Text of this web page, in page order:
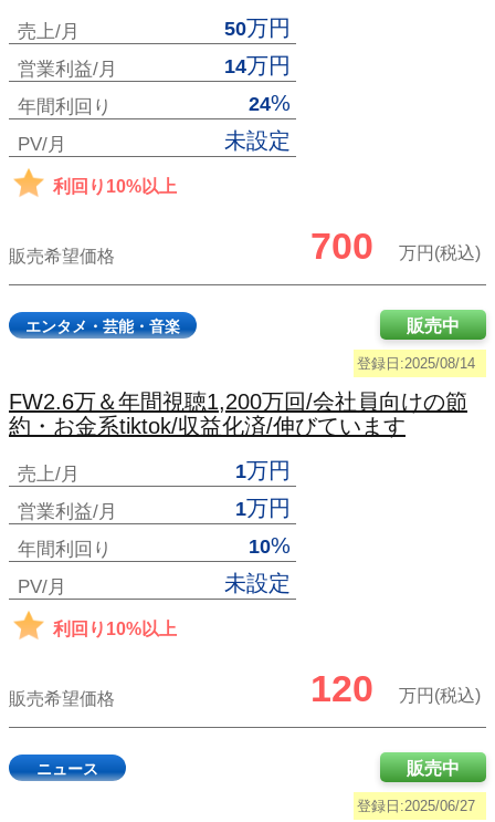
売上/月 50万円
営業利益/月 14万円
年間利回り 24%
PV/月 未設定
利回り10%以上
販売希望価格 700 万円(税込)
エンタメ・芸能・音楽
登録日:2025/08/14
販売中
FW2.6万＆年間視聴1,200万回/会社員向けの節
約・お金系tiktok/収益化済/伸びています
売上/月 1万円
営業利益/月 1万円
年間利回り 10%
PV/月 未設定
利回り10%以上
販売希望価格 120 万円(税込)
ニュース
登録日:2025/06/27
販売中